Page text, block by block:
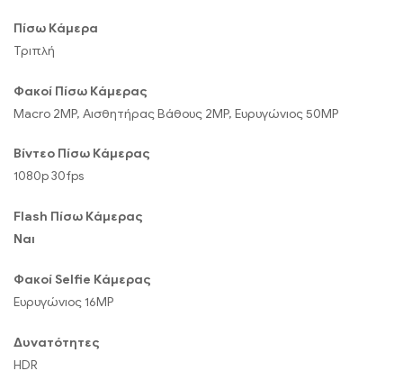
Πίσω Κάμερα
Τριπλή
Φακοί Πίσω Κάμερας
Macro 2MP, Αισθητήρας Βάθους 2MP, Ευρυγώνιος 50MP
Βίντεο Πίσω Κάμερας
1080p 30fps
Flash Πίσω Κάμερας
Ναι
Φακοί Selfie Κάμερας
Ευρυγώνιος 16MP
Δυνατότητες
HDR